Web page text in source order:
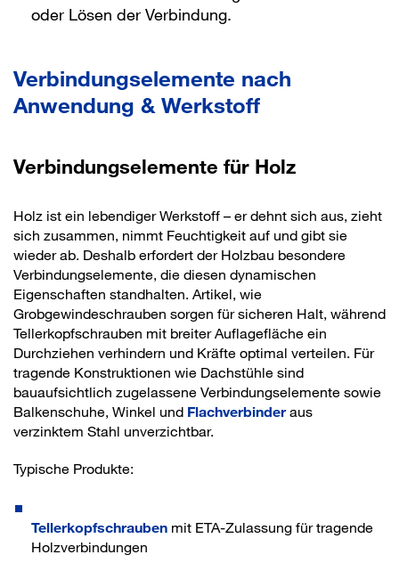
oder Lösen der Verbindung.
Verbindungselemente nach
Anwendung & Werkstoff
Verbindungselemente für Holz
Holz ist ein lebendiger Werkstoff – er dehnt sich aus, zieht
sich zusammen, nimmt Feuchtigkeit auf und gibt sie
wieder ab. Deshalb erfordert der Holzbau besondere
Verbindungselemente, die diesen dynamischen
Eigenschaften standhalten. Artikel, wie
Grobgewindeschrauben sorgen für sicheren Halt, während
Tellerkopfschrauben mit breiter Auflagefläche ein
Durchziehen verhindern und Kräfte optimal verteilen. Für
tragende Konstruktionen wie Dachstühle sind
bauaufsichtlich zugelassene Verbindungselemente sowie
Balkenschuhe, Winkel und Flachverbinderaus
verzinktem Stahl unverzichtbar.
Typische Produkte:
Tellerkopfschrauben mit ETA-Zulassung für tragende
Holzverbindungen